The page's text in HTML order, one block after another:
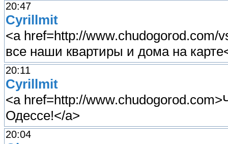
20:47
Cyrillmit
<a href=http://www.chudogorod.com/
все наши квартиры и дома на
20:11
Cyrillmit
<a href=http://
Одессе!</a>
20:04